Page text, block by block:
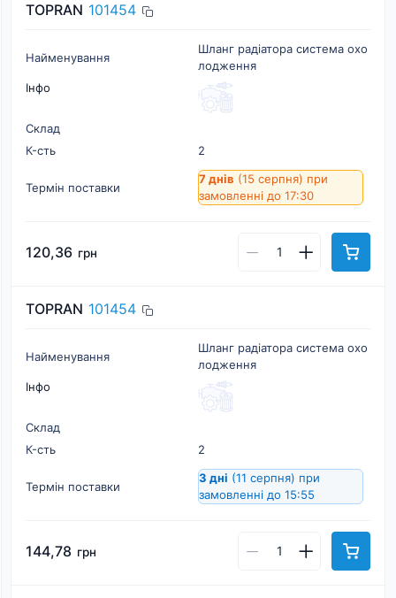
TOPRAN 101454
Найменування
Шланг радіатора система охо
лодження
Інфо
Склад
К-cть
2
Термін поставки
7 днів (15 серпня) при
замовленні до 17:30
120,36 грн
TOPRAN 101454
Найменування
Шланг радіатора система охо
лодження
Інфо
Склад
К-cть
2
Термін поставки
3 дні (11 серпня) при
замовленні до 15:55
144,78 грн